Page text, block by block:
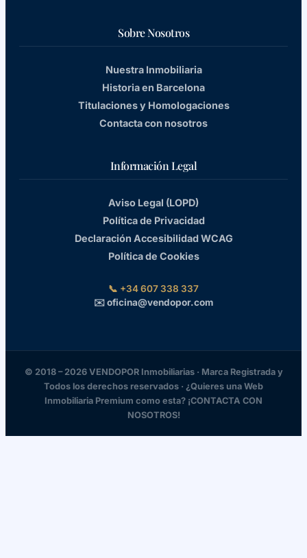
Sobre Nosotros
Nuestra Inmobiliaria
Historia en Barcelona
Titulaciones y Homologaciones
Contacta con nosotros
Información Legal
Aviso Legal (LOPD)
Política de Privacidad
Declaración Accesibilidad WCAG
Política de Cookies
📞 +34 607 338 337
✉️ oficina@vendopor.com
© 2018 – 2026 VENDOPOR Inmobiliarias · Marca Registrada y
Todos los derechos reservados · ¿Quieres una Web
Inmobiliaria Premium como esta? ¡CONTACTA CON
NOSOTROS!